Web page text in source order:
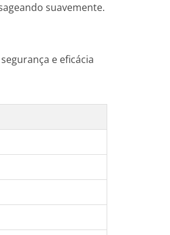
suavemente.
e eficácia